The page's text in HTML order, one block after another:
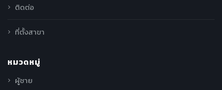
ติดต่อ
ที่ตั้งสาขา
หมวดหมู่
ผู้ชาย